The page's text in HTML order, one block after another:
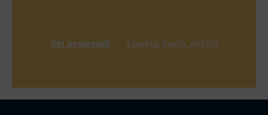
Svi proizvodi Lisnato testo detalji